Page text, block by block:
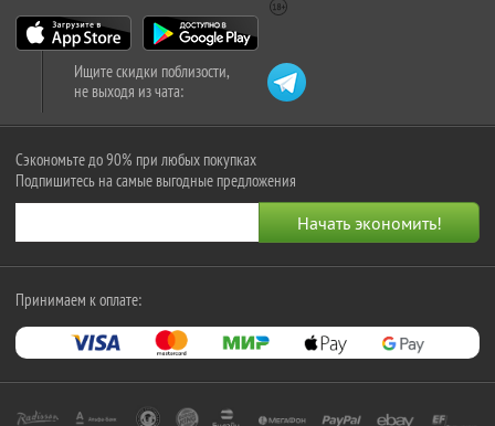
Ищите скидки поблизости,
не выходя из чата:
Сэкономьте до 90% при любых покупках
Подпишитесь на самые выгодные предложения
Принимаем к оплате: